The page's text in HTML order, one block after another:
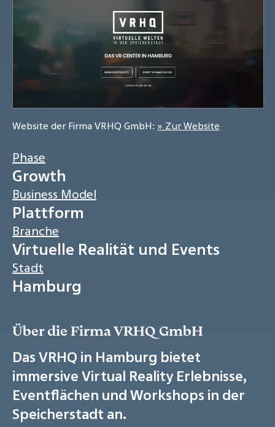
Website der Firma VRHQ GmbH: » Zur Website
Phase
Growth
Business Model
Plattform
Branche
Virtuelle Realität und Events
Stadt
Hamburg
Über die Firma VRHQ GmbH
Das VRHQ in Hamburg bietet
immersive Virtual Reality Erlebnisse,
Eventflächen und Workshops in der
Speicherstadt an.